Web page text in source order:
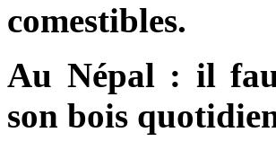
comestibles.
Au Népal : il
son bois